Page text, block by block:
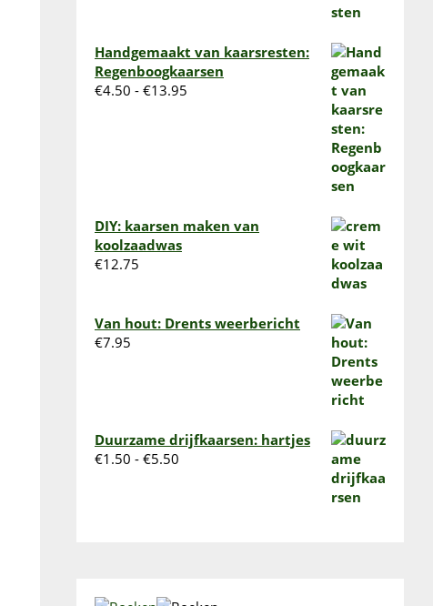
Handgemaakt van kaarsresten:
Regenboogkaarsen
€4.50 - €13.95
DIY: kaarsen maken van
koolzaadwas
€12.75
Van hout: Drents weerbericht
€7.95
Duurzame drijfkaarsen: hartjes
€1.50 - €5.50